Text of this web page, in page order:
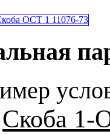
Скоба 1-